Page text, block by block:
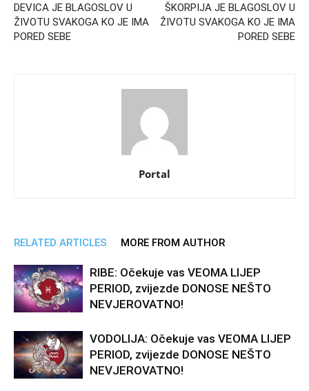
DEVICA JE BLAGOSLOV U
ŽIVOTU SVAKOGA KO JE IMA
PORED SEBE
ŠKORPIJA JE BLAGOSLOV U
ŽIVOTU SVAKOGA KO JE IMA
PORED SEBE
Portal
RELATED ARTICLES MORE FROM AUTHOR
RIBE: Očekuje vas VEOMA LIJEP
PERIOD, zvijezde DONOSE NEŠTO
NEVJEROVATNO!
VODOLIJA: Očekuje vas VEOMA LIJEP
PERIOD, zvijezde DONOSE NEŠTO
NEVJEROVATNO!